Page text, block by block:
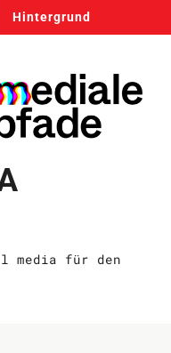
Hintergrund
media für den